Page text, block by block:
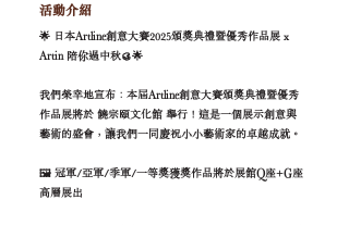
活動介紹
🌟 日本Artline創意大賽2025頒獎典禮暨優秀作品展 x
Artin 陪你過中秋🥮🌟
我們榮幸地宣布︰本屆Artline創意大賽頒獎典禮暨優秀
作品展將於 饒宗頤文化館 舉行！這是一個展示創意與
藝術的盛會，讓我們一同慶祝小小藝術家的卓越成就。
🖼️ 冠軍/亞軍/季軍/一等獎獲獎作品將於展館Q座+G座
高層展出